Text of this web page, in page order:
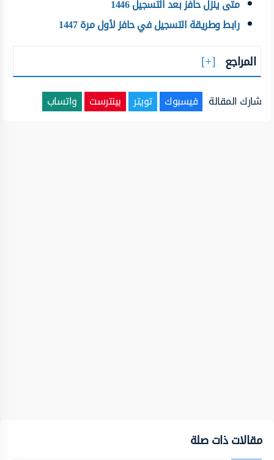
متى ينزل حافز بعد التسجيل 1446
رابط وطريقة التسجيل في حافز لأول مرة 1447
المراجع
شارك المقالة فيسبوك تويتر بينترست واتساب
مقالات ذات صلة